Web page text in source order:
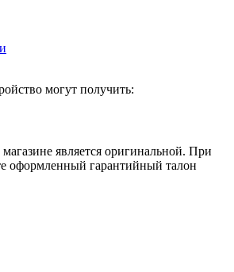
могут получить:
является оригинальной. При
оформленный гарантийный талон